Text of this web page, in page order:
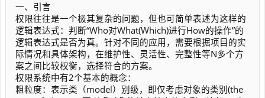
一、引言
权限往往是一个极其复杂的问题，但也可简单表述为这样的
逻辑表达式：判断“Who对What(Which)进行How的操作”的
逻辑表达式是否为真。针对不同的应用，需要根据项目的实
际情况和具体架构，在维护性、灵活性、完整性等N多个方
案之间比较权衡，选择符合的方案。
权限系统中有2个基本的概念：
粗粒度：表示类（model）别级，即仅考虑对象的类别(the